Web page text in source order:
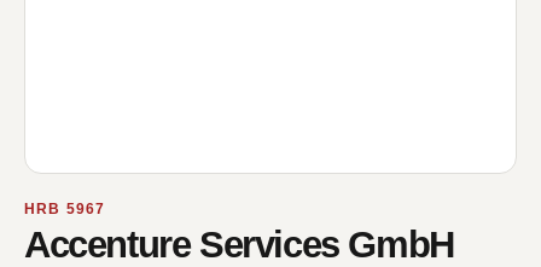
HRB 5967
Accenture Services GmbH